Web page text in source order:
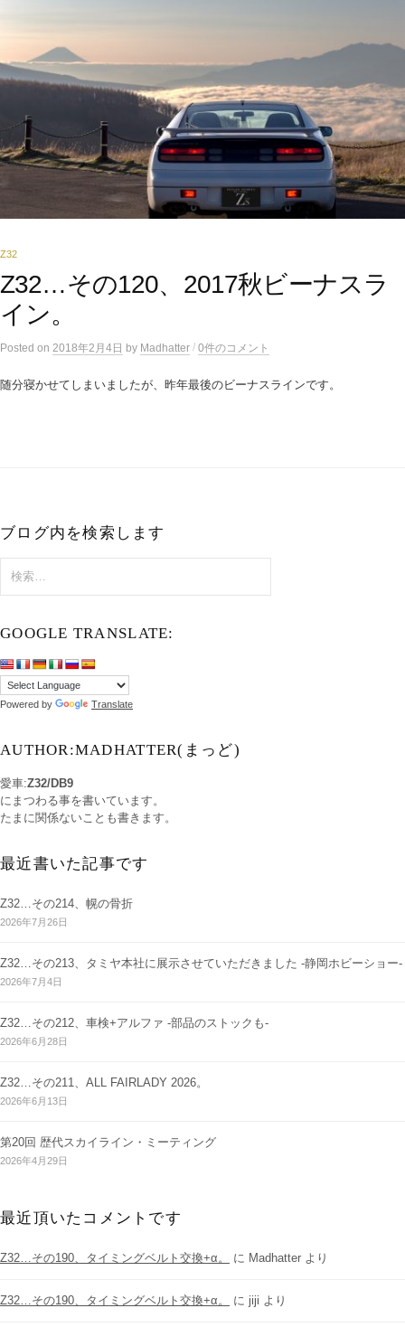
Z32
Z32…その120、2017秋ビーナスラ
イン。
Posted on 2018年2月4日 by Madhatter / 0件のコメント
随分寝かせてしまいましたが、昨年最後のビーナスラインです。
ブログ内を検索します
索:
GOOGLE TRANSLATE:
Powered by Translate
AUTHOR:MADHATTER(まっど)
愛車:Z32/DB9
にまつわる事を書いています。
たまに関係ないことも書きます。
最近書いた記事です
Z32…その214、幌の骨折
2026年7月26日
Z32…その213、タミヤ本社に展示させていただきました -静岡ホビーショー-
2026年7月4日
Z32…その212、車検+アルファ -部品のストックも-
2026年6月28日
Z32…その211、ALL FAIRLADY 2026。
2026年6月13日
第20回 歴代スカイライン・ミーティング
2026年4月29日
最近頂いたコメントです
Z32…その190、タイミングベルト交換+α。 に Madhatter より
Z32…その190、タイミングベルト交換+α。 に jiji より